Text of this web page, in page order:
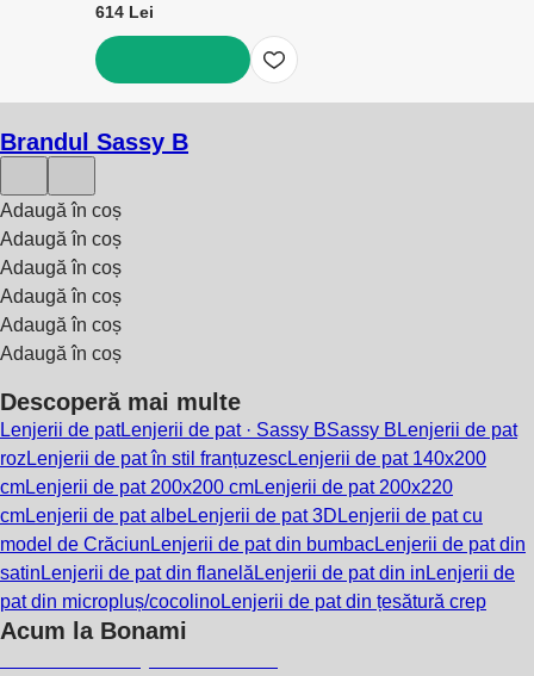
614 Lei
Brandul Sassy B
Adaugă în coș
Adaugă în coș
Adaugă în coș
Adaugă în coș
Adaugă în coș
Adaugă în coș
Descoperă mai multe
Lenjerii de patLenjerii de pat · Sassy BSassy BLenjerii de pat
rozLenjerii de pat în stil franțuzescLenjerii de pat 140x200
cmLenjerii de pat 200x200 cmLenjerii de pat 200x220
cmLenjerii de pat albeLenjerii de pat 3DLenjerii de pat cu
model de CrăciunLenjerii de pat din bumbacLenjerii de pat din
satinLenjerii de pat din flanelăLenjerii de pat din inLenjerii de
pat din micropluș/cocolinoLenjerii de pat din țesătură crep
Acum la Bonami